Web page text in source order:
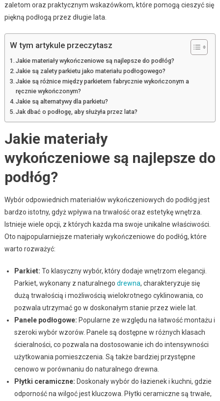
zaletom oraz praktycznym wskazówkom, które pomogą cieszyć się
piękną podłogą przez długie lata.
W tym artykule przeczytasz
Jakie materiały wykończeniowe są najlepsze do podłóg?
Jakie są zalety parkietu jako materiału podłogowego?
Jakie są różnice między parkietem fabrycznie wykończonym a
ręcznie wykończonym?
Jakie są alternatywy dla parkietu?
Jak dbać o podłogę, aby służyła przez lata?
Jakie materiały
wykończeniowe są najlepsze do
podłóg?
Wybór odpowiednich materiałów wykończeniowych do podłóg jest
bardzo istotny, gdyż wpływa na trwałość oraz estetykę wnętrza.
Istnieje wiele opcji, z których każda ma swoje unikalne właściwości.
Oto najpopularniejsze materiały wykończeniowe do podłóg, które
warto rozważyć:
Parkiet: To klasyczny wybór, który dodaje wnętrzom elegancji.
Parkiet, wykonany z naturalnego drewna, charakteryzuje się
dużą trwałością i możliwością wielokrotnego cyklinowania, co
pozwala utrzymać go w doskonałym stanie przez wiele lat.
Panele podłogowe: Popularne ze względu na łatwość montażu i
szeroki wybór wzorów. Panele są dostępne w różnych klasach
ścieralności, co pozwala na dostosowanie ich do intensywności
użytkowania pomieszczenia. Są także bardziej przystępne
cenowo w porównaniu do naturalnego drewna.
Płytki ceramiczne: Doskonały wybór do łazienek i kuchni, gdzie
odporność na wilgoć jest kluczowa. Płytki ceramiczne są trwałe,